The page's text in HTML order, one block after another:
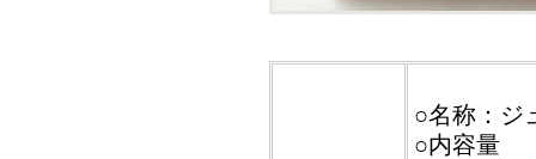
○名称：ジ
○内容量